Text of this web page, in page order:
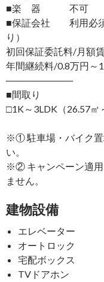
■楽 器 不可
■保証会社 利用必須
り）
初回保証委託料/月額
年間継続料/0.8万円～
―――――――
■間取り
□1K～3LDK（26.57㎡
※① 駐車場・バイク置
い。
※② キャンペーン適用
ません。
建物設備
エレベーター
オートロック
宅配ボックス
TVドアホン